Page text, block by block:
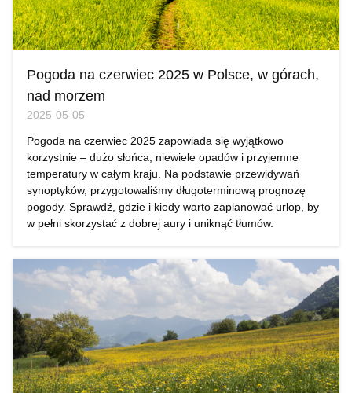
Pogoda na czerwiec 2025 w Polsce, w górach,
nad morzem
2025-05-05
Pogoda na czerwiec 2025 zapowiada się wyjątkowo
korzystnie – dużo słońca, niewiele opadów i przyjemne
temperatury w całym kraju. Na podstawie przewidywań
synoptyków, przygotowaliśmy długoterminową prognozę
pogody. Sprawdź, gdzie i kiedy warto zaplanować urlop, by
w pełni skorzystać z dobrej aury i uniknąć tłumów.